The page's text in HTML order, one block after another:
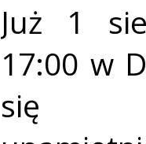
Już 1
17:00 w
się